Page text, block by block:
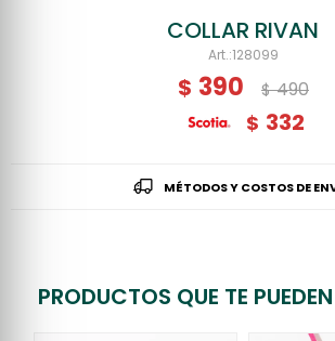
COLLAR RIVAN
128099
$ 390 $ 490
$ 332
MÉTODOS Y COSTOS DE
PRODUCTOS QUE TE